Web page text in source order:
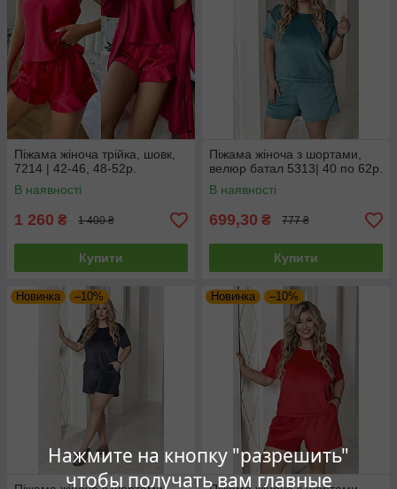
Нажмите на кнопку "разрешить"
чтобы получать вам главные
Піжама жіноча трійка, шовк,
7214 | 42-46, 48-52р.
В наявності
1 260 ₴ 1 400 ₴
Купити
Піжама жіноча з шортами,
велюр батал 5313| 40 по 62р.
В наявності
699,30 ₴ 777 ₴
Купити
Новинка –10% Новинка –10%